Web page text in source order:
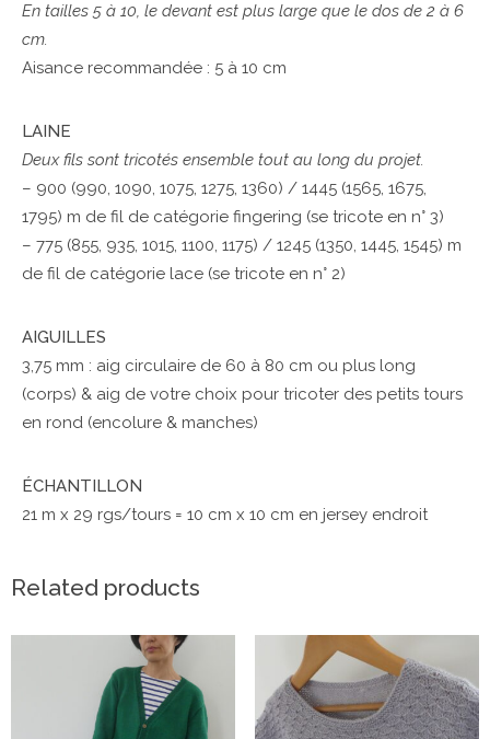
En tailles 5 à 10, le devant est plus large que le dos de 2 à 6
cm.
Aisance recommandée : 5 à 10 cm
LAINE
Deux fils sont tricotés ensemble tout au long du projet.
– 900 (990, 1090, 1075, 1275, 1360) / 1445 (1565, 1675,
1795) m de fil de catégorie fingering (se tricote en n° 3)
– 775 (855, 935, 1015, 1100, 1175) / 1245 (1350, 1445, 1545) m
de fil de catégorie lace (se tricote en n° 2)
AIGUILLES
3,75 mm : aig circulaire de 60 à 80 cm ou plus long
(corps) & aig de votre choix pour tricoter des petits tours
en rond (encolure & manches)
ÉCHANTILLON
21 m x 29 rgs/tours = 10 cm x 10 cm en jersey endroit
Related products